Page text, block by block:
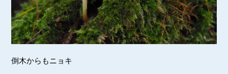
倒木からもニョキ